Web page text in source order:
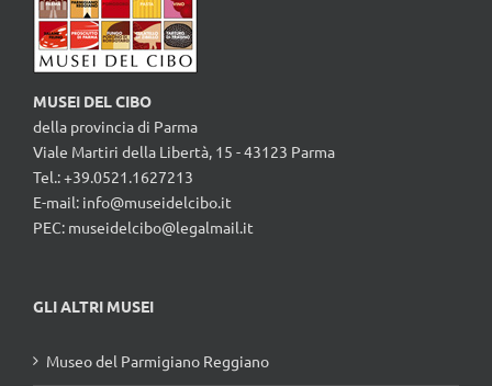
MUSEI DEL CIBO
della provincia di Parma
Viale Martiri della Libertà, 15 - 43123 Parma
Tel.: +39.0521.1627213
E-mail: info@museidelcibo.it
PEC: museidelcibo@legalmail.it
GLI ALTRI MUSEI
Museo del Parmigiano Reggiano